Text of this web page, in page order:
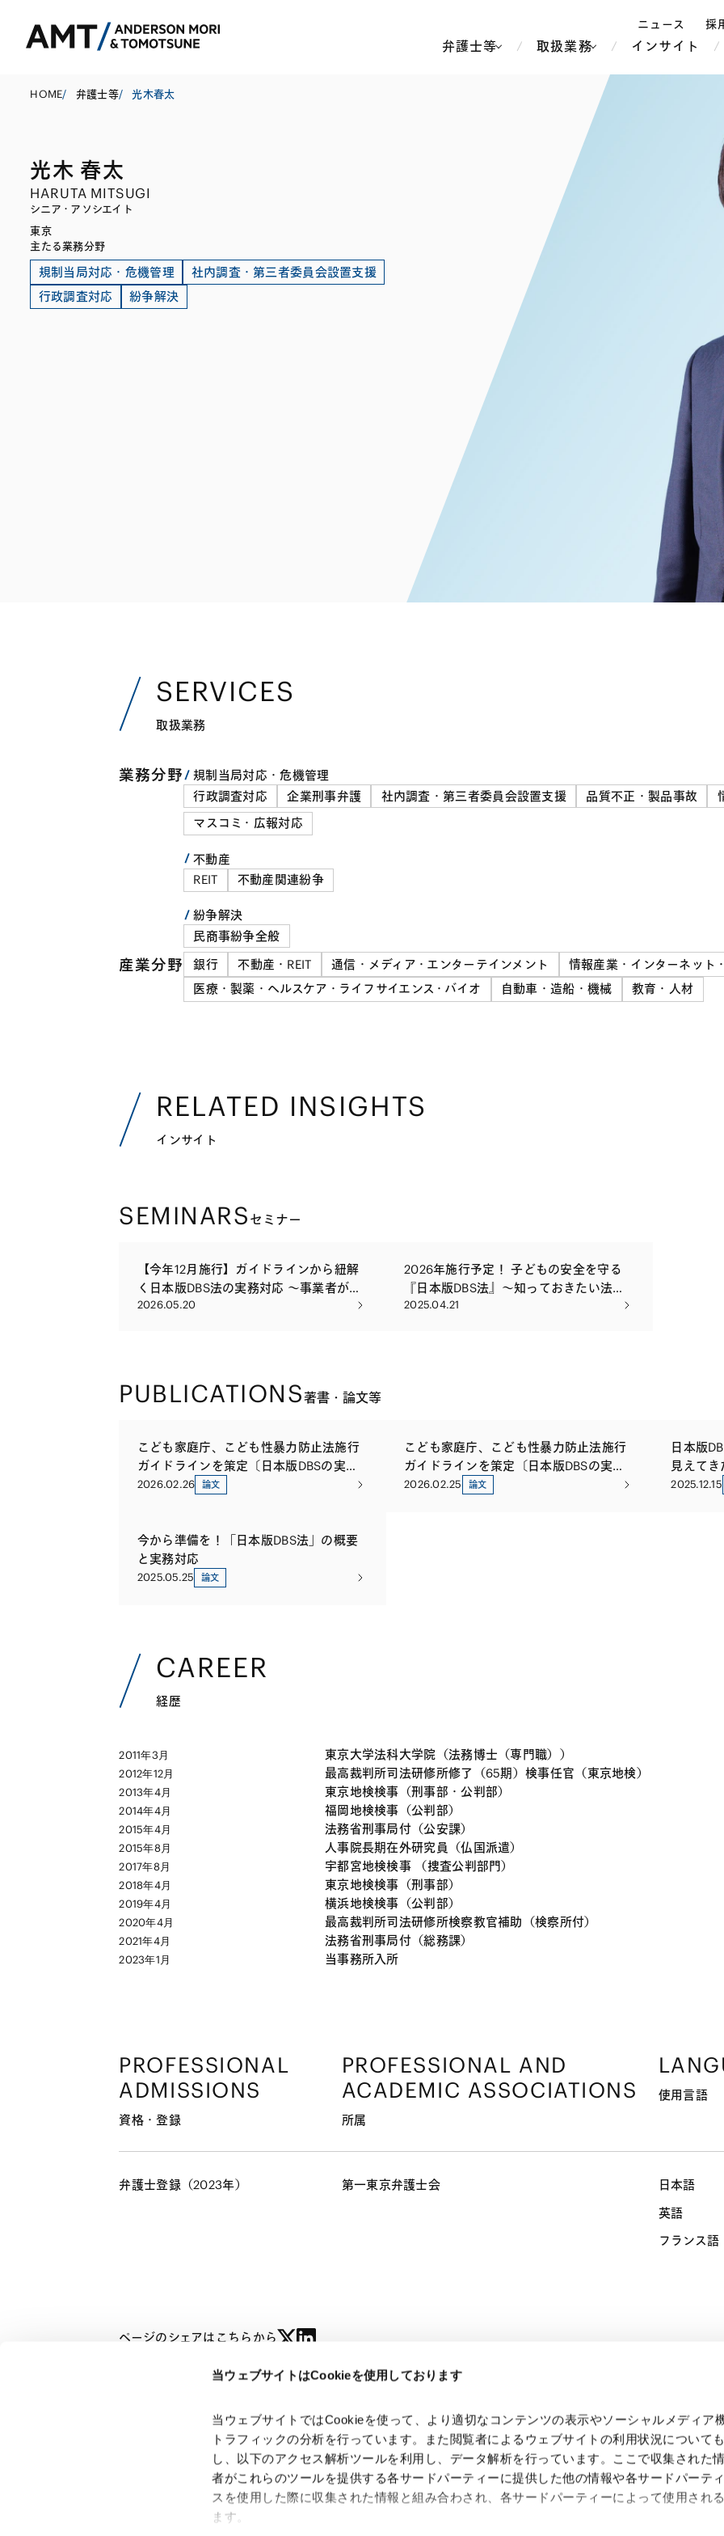
当ウェブサイトはCookieを使用しております
当ウェブサイトではCookieを使って、より適切なコンテンツの表示やソーシャルメディア
トラフィックの分析を行っています。また閲覧者によるウェブサイトの利用状況について
し、以下のアクセス解析ツールを利用し、データ解析を行っています。ここで収集された
者がこれらのツールを提供する各サードパーティーに提供した他の情報や各サードパーテ
スを使用した際に収集された情報と組み合わされ、各サードパーティーによって使用され
ます。
ニュース 採
弁護士等 取扱業務
M&A等
Tech／データ／IT・通信等
ライフサイエンス
メディア・
ウェルス・
資源・エネ
紛争解決
証券
通信・メディア・エンター
テインメント
情報産業・インターネッ
ト・セキュリティ
医療・製薬・ヘルスケア・
ライフサイエンス・バイオ
スポーツ
電子部品・
消費財・小
建設・土木
南アジア
ヨーロッパ
インサイト
シンガポール
HOME/ 弁護士等/ 光木春太
光木 春太
HARUTA MITSUGI
シニア・アソシエイト
東京
主たる業務分野
規制当局対応・危機管理
社内調査・第三者委員会設置支援
行政調査対応
紛争解決
SERVICES
取扱業務
業務分野
規制当局対応・危機管理
行政調査対応
企業刑事弁護 社内調査・第三者委員会設置支援 品質不正・製品事故
マスコミ・広報対応
不動産
REIT
不動産関連紛争
紛争解決
民商事紛争全般
産業分野 銀行 不動産・REIT 通信・メディア・エンターテインメント
情報産業・インターネット
医療・製薬・ヘルスケア・ライフサイエンス・バイオ
自動車・造船・機械 教育・人材
RELATED INSIGHTS
インサイト
SEMINARS セミナー
【今年12月施行】ガイドラインから紐解
く日本版DBS法の実務対応 ～事業者が
「今」すべきこと～
2026.05.20
2026年施行予定！ 子どもの安全を守る
『日本版DBS法』～知っておきたい法律
を弁護士がわかりやすく解説～
2025.04.21
PUBLICATIONS著書・論文等
こども家庭庁、こども性暴力防止法施行
ガイドラインを策定〔日本版DBSの実務
対応〕（第4回）
2026.02.26 論文
こども家庭庁、こども性暴力防止法施行
ガイドラインを策定〔日本版DBSの実務
対応〕（第3回）
2026.02.25 論文
日本版
見えて
2025.12.15
今から準備を！「日本版DBS法」の概要
と実務対応
2025.05.25 論文
CAREER
経歴
2011年3月 東京大学法科大学院（法務博士（専門職））
2012年12月 最高裁判所司法研修所修了（65期）検事任官（東京地検）
2013年4月 東京地検検事（刑事部・公判部）
2014年4月 福岡地検検事（公判部）
2015年4月 法務省刑事局付（公安課）
2015年8月 人事院長期在外研究員（仏国派遣）
2017年8月 宇都宮地検検事 （捜査公判部門）
2018年4月 東京地検検事（刑事部）
2019年4月 横浜地検検事（公判部）
2020年4月 最高裁判所司法研修所検察教官補助（検察所付）
2021年4月 法務省刑事局付（総務課）
2023年1月 当事務所入所
PROFESSIONAL
ADMISSIONS
資格・登録
弁護士登録（2023年）
PROFESSIONAL AND
ACADEMIC ASSOCIATIONS
所属
第一東京弁護士会
使用言語
日本語
英語
フランス語
ページのシェアはこちらから
「アンダーソン・毛利・友常法律事務所」は、アンダーソ
ン・毛利・友常法律事務所外国法共同事業および弁護士法人
アンダーソン・毛利・友常法律事務所を含むグループの総称